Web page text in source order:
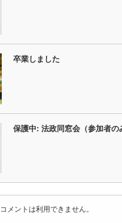
卒業しました
保護中: 法政同窓会（参加者の
コメントは利用できません。